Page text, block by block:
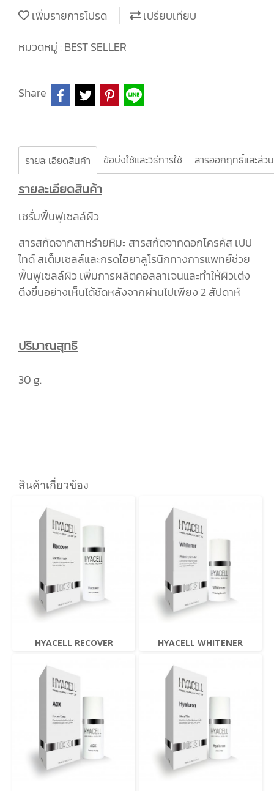
เพิ่มรายการโปรด
เปรียบเทียบ
หมวดหมู่ :BEST SELLER
Share
รายละเอียดสินค้า ข้อบ่งใช้และวิธีการใช้ สารออกฤทธิ์และส่ว
รายละเอียดสินค้า
เซรั่มฟื้นฟูเซลล์ผิว
สารสกัดจากสาหร่ายหิมะ สารสกัดจากดอกโครคัส เปป
ไทด์ สเต็มเซลล์และกรดไฮยาลูโรนิกทางการแพทย์ช่วย
ฟื้นฟูเซลล์ผิว เพิ่มการผลิตคอลลาเจนและทำให้ผิวเต่ง
ตึงขึ้นอย่างเห็นได้ชัดหลังจากผ่านไปเพียง 2 สัปดาห์
ปริมาณสุทธิ
30 g.
สินค้าเกี่ยวข้อง
HYACELL RECOVER HYACELL WHITENER